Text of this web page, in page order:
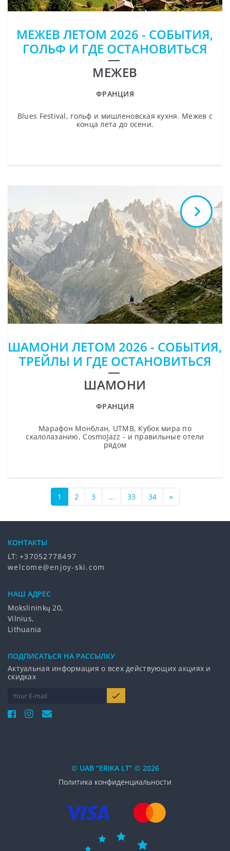
МЕЖЕВ ЛЕТОМ 2026 - СОБЫТИЯ,
ГОЛЬФ И ГДЕ ОСТАНОВИТЬСЯ
МЕЖЕВ
ФРАНЦИЯ
Blues Festival, гольф и мишленовская кухня. Межев с
конца лета до осени.
ШАМОНИ ЛЕТОМ 2026 - СОБЫТИЯ,
ТРЕЙЛЫ И ГДЕ ОСТАНОВИТЬСЯ
ШАМОНИ
ФРАНЦИЯ
Марафон Монблан, UTMB, Кубок мира по
скалолазанию, CosmoJazz - и правильные отели
рядом
1 2 3 ... 33 34 »
КОНТАКТЫ
LT: +37052778497
welcome@enjoy-ski.com
НАШ АДРЕС
Mokslininkų 20,
Vilnius,
Lithuania
ПОДПИCАТЬСЯ НА РАССЫЛКУ
Актуальная информация о всех действующих акциях и
скидках
© UAB “ERIKA LT” © 2026
Политика конфиденциальности